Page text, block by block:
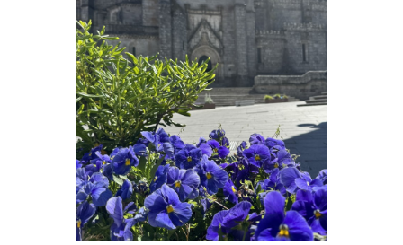
SENTIR COM A IGREJA
CONTACTOS